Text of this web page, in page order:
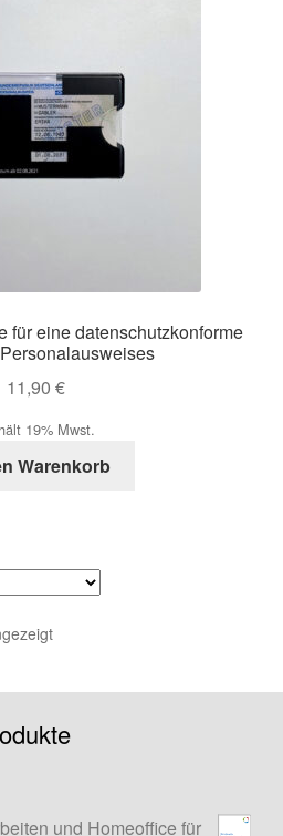
für eine datenschutzkonforme
11,90 €
19% Mwst.
Warenkorb
und Homeoffice für